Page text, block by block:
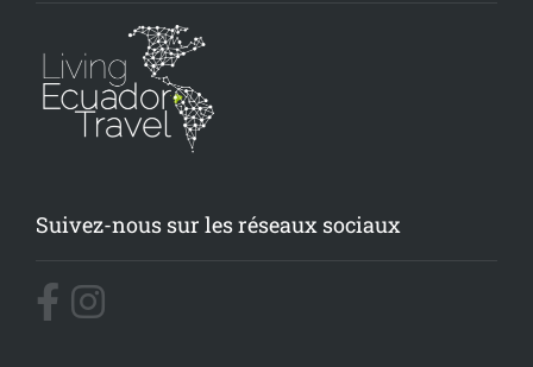
Suivez-nous sur les réseaux sociaux